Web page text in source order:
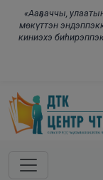
«Ааҕааччы,
мөкүттэн
киниэхэ
Skip to main content